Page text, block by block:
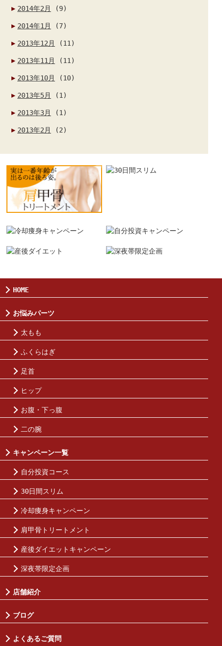
2014年2月 (9)
2014年1月 (7)
2013年12月 (11)
2013年11月 (11)
2013年10月 (10)
2013年5月 (1)
2013年3月 (1)
2013年2月 (2)
HOME
お悩みパーツ
太もも
ふくらはぎ
足首
ヒップ
お腹・下っ腹
二の腕
キャンペーン一覧
自分投資コース
30日間スリム
冷却痩身キャンペーン
肩甲骨トリートメント
産後ダイエットキャンペーン
深夜帯限定企画
店舗紹介
ブログ
よくあるご質問